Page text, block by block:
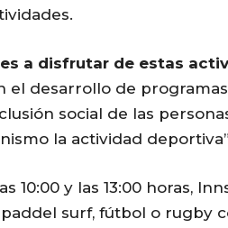
a disfrutar de estas
el desarrollo de programas
social de las
la actividad
10:00 y las 13:00 horas,
surf, fútbol o rugby